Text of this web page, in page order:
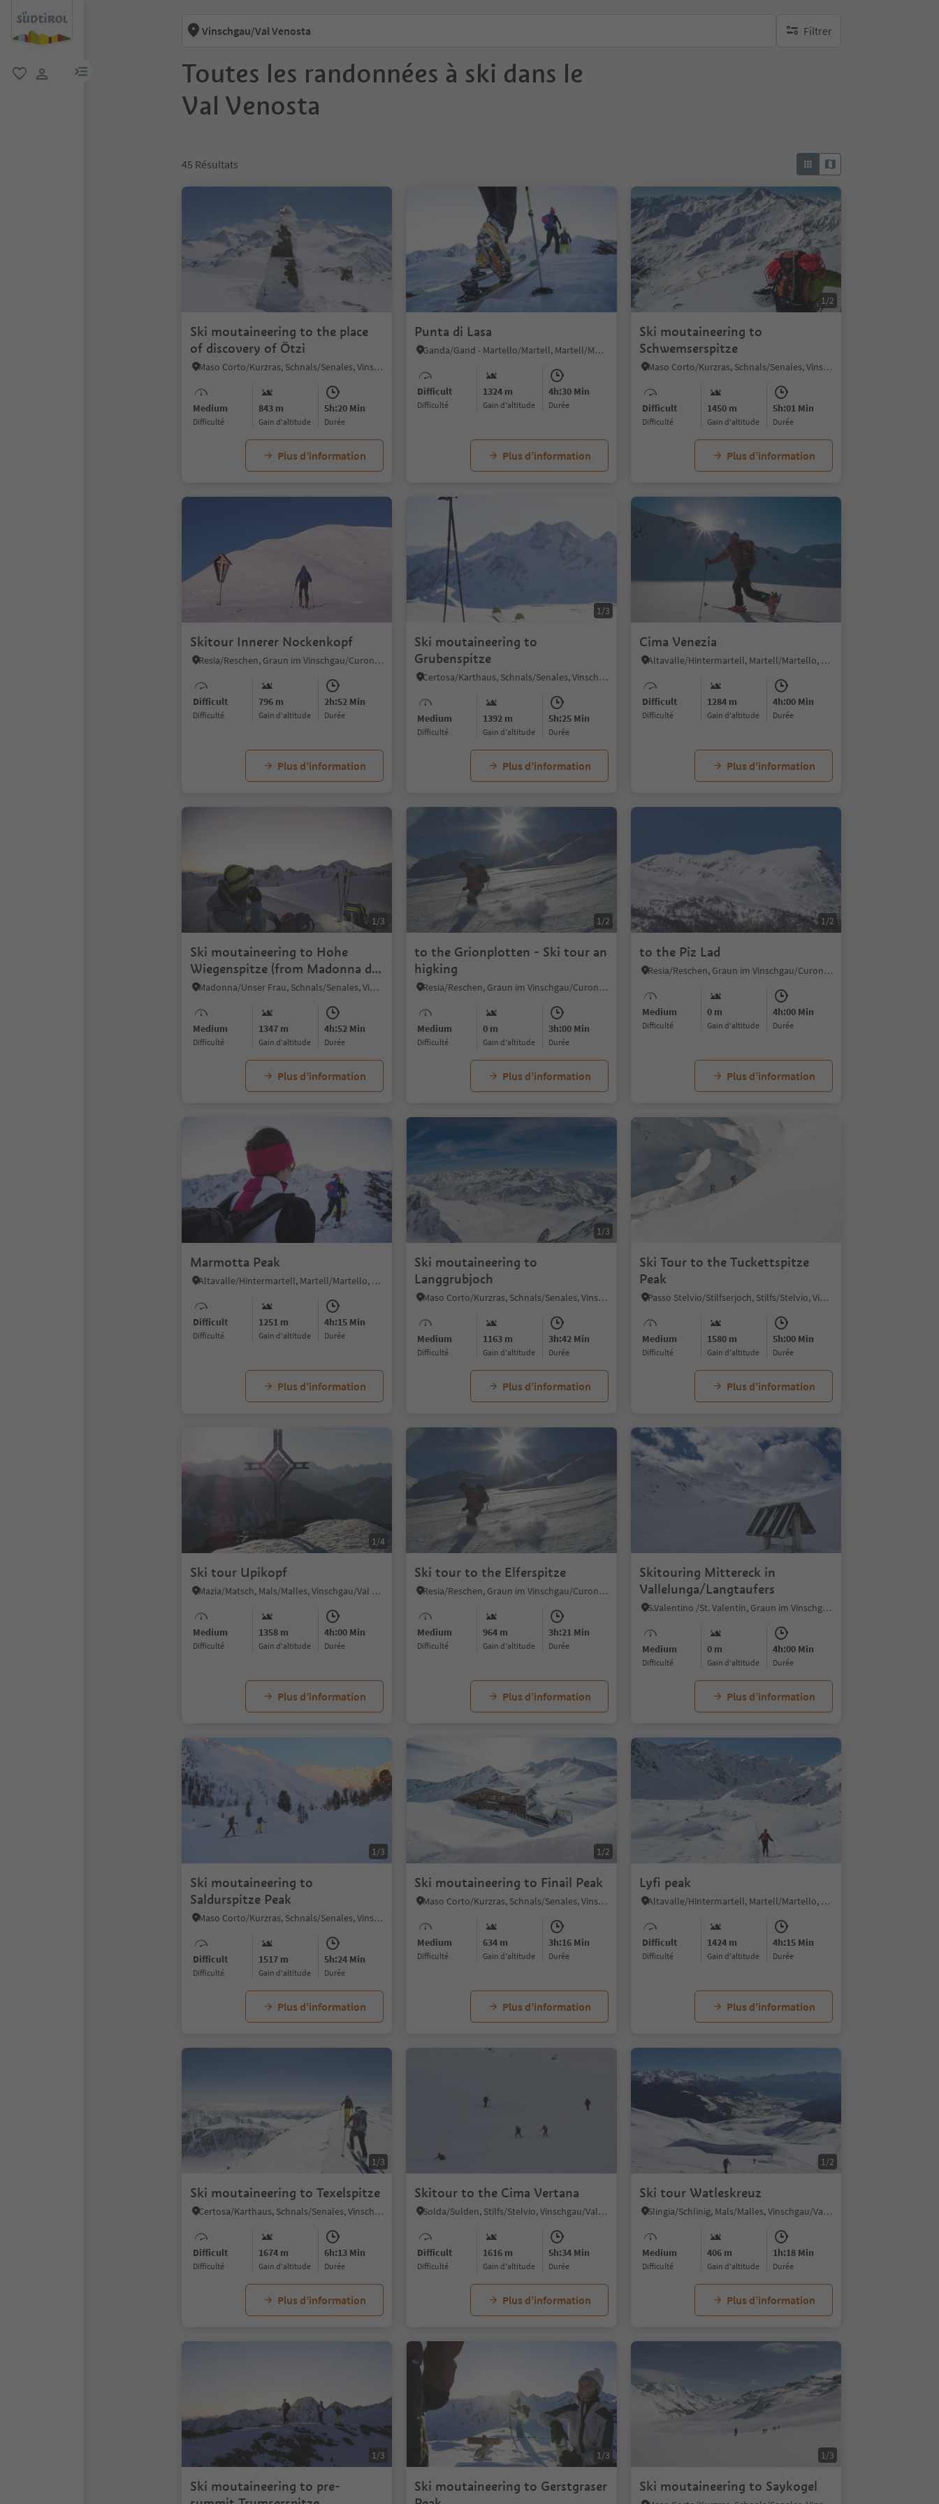
lien menu
Vinschgau/Val Venosta Filtrer
aucun filtre actif
Toutes les randonnées à ski dans le
Val Venosta
45 Résultats
1/4
Ski moutaineering to the place
of discovery of Ötzi
Maso Corto/Kurzras, Schnals/Senales, Vinschgau/Val Venosta
Medium
Difficulté
843 m
Gain d'altitude
5h:20 Min
durée
Plus d’information
Punta di Lasa
Ganda/Gand - Martello/Martell, Martell/Martello, Vinschgau/Val Venosta
Difficult
Difficulté
1324 m
Gain d'altitude
4h:30 Min
durée
Plus d’information
1/2
Ski moutaineering to
Schwemserspitze
Maso Corto/Kurzras, Schnals/Senales, Vinschgau/Val Venosta
Difficult
Difficulté
1450 m
Gain d'altitude
5h:01 Min
durée
Plus d’information
Skitour Innerer Nockenkopf
Resia/Reschen, Graun im Vinschgau/Curon Venosta, Vinschgau/Val Venosta
Difficult
Difficulté
796 m
Gain d'altitude
2h:52 Min
durée
Plus d’information
1/3
Ski moutaineering to
Grubenspitze
Certosa/Karthaus, Schnals/Senales, Vinschgau/Val Venosta
Medium
Difficulté
1392 m
Gain d'altitude
5h:25 Min
durée
Plus d’information
Cima Venezia
Altavalle/Hintermartell, Martell/Martello, Vinschgau/Val Venosta
Difficult
Difficulté
1284 m
Gain d'altitude
4h:00 Min
durée
Plus d’information
1/3
Ski moutaineering to Hohe
Wiegenspitze (from Madonna di
Senales/Unser Frau)
Madonna/Unser Frau, Schnals/Senales, Vinschgau/Val Venosta
Medium
Difficulté
1347 m
Gain d'altitude
4h:52 Min
durée
Plus d’information
1/2
to the Grionplotten - Ski tour an
higking
Resia/Reschen, Graun im Vinschgau/Curon Venosta, Vinschgau/Val Venosta
Medium
Difficulté
0 m
Gain d'altitude
3h:00 Min
durée
Plus d’information
1/2
to the Piz Lad
Resia/Reschen, Graun im Vinschgau/Curon Venosta, Vinschgau/Val Venosta
Medium
Difficulté
0 m
Gain d'altitude
4h:00 Min
durée
Plus d’information
Marmotta Peak
Altavalle/Hintermartell, Martell/Martello, Vinschgau/Val Venosta
Difficult
Difficulté
1251 m
Gain d'altitude
4h:15 Min
durée
Plus d’information
1/3
Ski moutaineering to
Langgrubjoch
Maso Corto/Kurzras, Schnals/Senales, Vinschgau/Val Venosta
Medium
Difficulté
1163 m
Gain d'altitude
3h:42 Min
durée
Plus d’information
Ski Tour to the Tuckettspitze
Peak
Passo Stelvio/Stilfserjoch, Stilfs/Stelvio, Vinschgau/Val Venosta
Medium
Difficulté
1580 m
Gain d'altitude
5h:00 Min
durée
Plus d’information
1/4
Ski tour Upikopf
Mazia/Matsch, Mals/Malles, Vinschgau/Val Venosta
Medium
Difficulté
1358 m
Gain d'altitude
4h:00 Min
durée
Plus d’information
Ski tour to the Elferspitze
Resia/Reschen, Graun im Vinschgau/Curon Venosta, Vinschgau/Val Venosta
Medium
Difficulté
964 m
Gain d'altitude
3h:21 Min
durée
Plus d’information
Skitouring Mittereck in
Vallelunga/Langtaufers
S.Valentino /St. Valentin, Graun im Vinschgau/Curon Venosta, Vinschgau/Val Venosta
Medium
Difficulté
0 m
Gain d'altitude
4h:00 Min
durée
Plus d’information
1/3
Ski moutaineering to
Saldurspitze Peak
Maso Corto/Kurzras, Schnals/Senales, Vinschgau/Val Venosta
Difficult
Difficulté
1517 m
Gain d'altitude
5h:24 Min
durée
Plus d’information
1/2
Ski moutaineering to Finail Peak
Maso Corto/Kurzras, Schnals/Senales, Vinschgau/Val Venosta
Medium
Difficulté
634 m
Gain d'altitude
3h:16 Min
durée
Plus d’information
Lyfi peak
Altavalle/Hintermartell, Martell/Martello, Vinschgau/Val Venosta
Difficult
Difficulté
1424 m
Gain d'altitude
4h:15 Min
durée
Plus d’information
1/3
Ski moutaineering to Texelspitze
Certosa/Karthaus, Schnals/Senales, Vinschgau/Val Venosta
Difficult
Difficulté
1674 m
Gain d'altitude
6h:13 Min
durée
Plus d’information
Skitour to the Cima Vertana
Solda/Sulden, Stilfs/Stelvio, Vinschgau/Val Venosta
Difficult
Difficulté
1616 m
Gain d'altitude
5h:34 Min
durée
Plus d’information
1/2
Ski tour Watleskreuz
Slingia/Schlinig, Mals/Malles, Vinschgau/Val Venosta
Medium
Difficulté
406 m
Gain d'altitude
1h:18 Min
durée
Plus d’information
1/3
Ski moutaineering to pre-
1/3
Ski moutaineering to Gerstgraser
1/3
Ski moutaineering to Saykogel